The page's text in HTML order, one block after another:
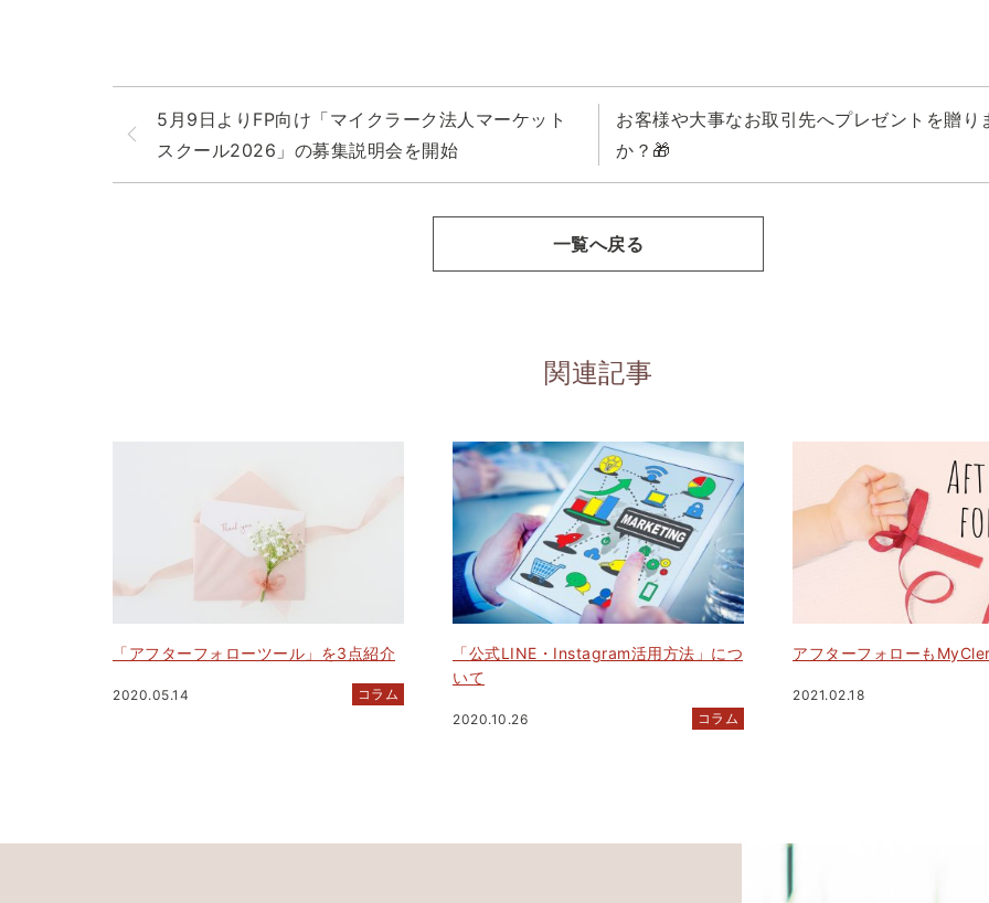
5月9日よりFP向け「マイクラーク法人マーケット
スクール2026」の募集説明会を開始
お客様や大事なお取引先へプレゼントを贈り
か？🎁
一覧へ戻る
関連記事
「アフターフォローツール」を3点紹介
2020.05.14 コラム
「公式LINE・Instagram活用方法」につ
いて
2020.10.26 コラム
アフターフォローも
2021.02.18